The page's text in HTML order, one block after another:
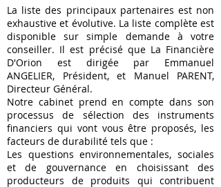
La liste des principaux partenaires est non
exhaustive et évolutive. La liste complète est
disponible sur simple demande à votre
conseiller. Il est précisé que La Financière
D'Orion est dirigée par Emmanuel
ANGELIER, Président, et Manuel PARENT,
Directeur Général.
Notre cabinet prend en compte dans son
processus de sélection des instruments
financiers qui vont vous être proposés, les
facteurs de durabilité tels que :
Les questions environnementales, sociales
et de gouvernance en choisissant des
producteurs de produits qui contribuent